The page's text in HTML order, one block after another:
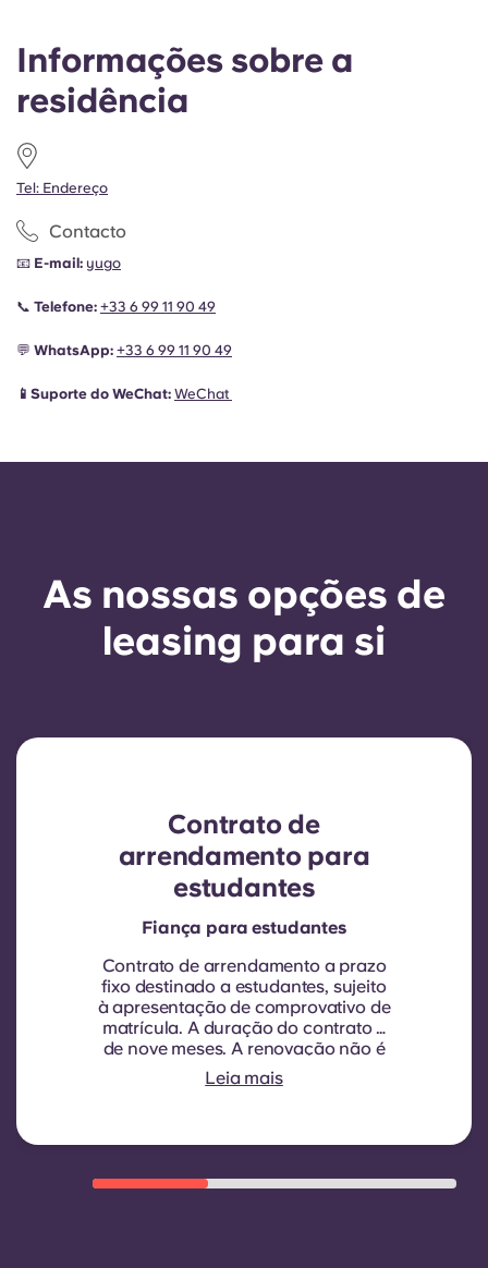
Informações sobre a
residência
Tel: Endereço
Contacto
📧 E-mail: yugo
📞 Telefone: +33 6 99 11 90 49
💬 WhatsApp: +33 6 99 11 90 49
📱Suporte do WeChat: WeChat
As nossas opções de
leasing para si
Contrato de
arrendamento para
estudantes
Fiança para estudantes
Contrato de arrendamento a prazo
fixo destinado a estudantes, sujeito
à apresentação de comprovativo de
matrícula. A duração do contrato é
de nove meses. A renovação não é
automática, mas pode ser proposta
através de um novo contrato, sujeita
pagamentos, comportamento
quartos.
Leia mais